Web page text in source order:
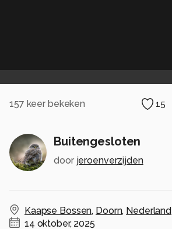
157 keer bekeken 15
Buitengesloten
door jeroenverzijden
Kaapse Bossen, Doorn, Nederland
14 oktober, 2025